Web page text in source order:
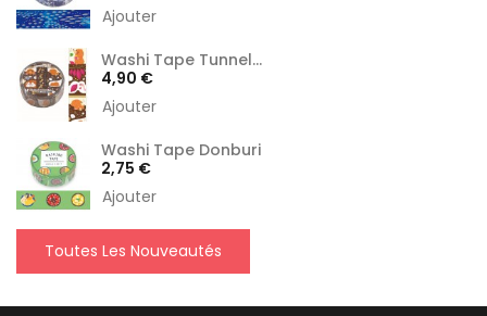
Ajouter
Washi Tape Tunnel...
Prix
4,90 €
Ajouter
Washi Tape Donburi
Prix
2,75 €
Ajouter
Toutes Les Nouveautés